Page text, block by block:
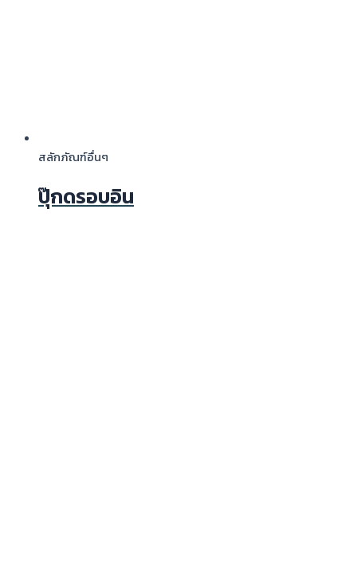
สลักภัณฑ์อื่นๆ
ปุ๊กดรอบอิน